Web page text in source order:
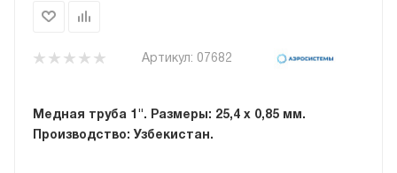
Артикул: 07682
Медная труба 1". Размеры: 25,4 х 0,85 мм.
Производство: Узбекистан.